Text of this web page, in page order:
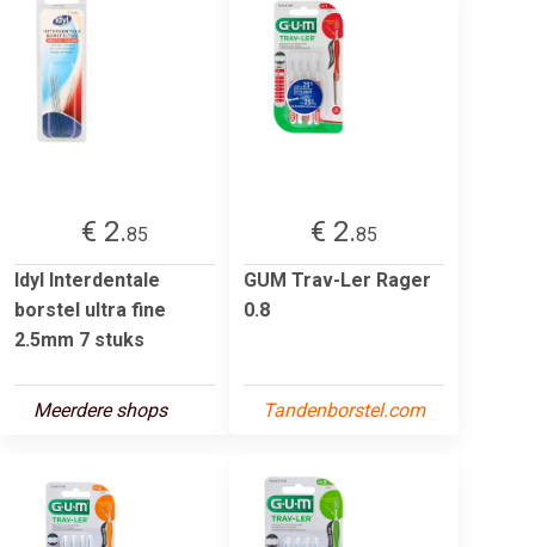
€ 2.85
Idyl Interdentale
borstel ultra fine
2.5mm 7 stuks
Meerdere shops
€ 2.85
GUM Trav-Ler Rager
0.8
Tandenborstel.com